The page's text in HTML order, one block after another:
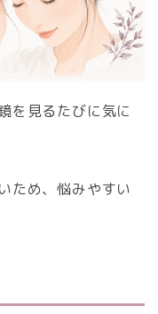
を見るたびに気に
ため、悩みやすい